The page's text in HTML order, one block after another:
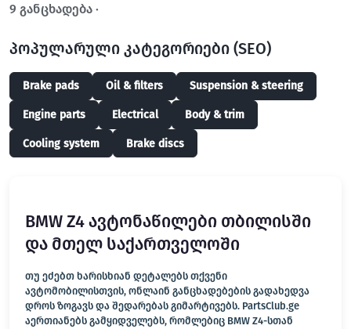
9 განცხადება ·
პოპულარული კატეგორიები (SEO)
Brake pads Oil & filters Suspension & steering
Engine parts Electrical Body & trim
Cooling system Brake discs
BMW Z4 ავტონაწილები თბილისში
და მთელ საქართველოში
თუ ეძებთ ხარისხიან დეტალებს თქვენი
ავტომობილისთვის, ონლაინ განცხადებების გადახედვა
დროს ზოგავს და შედარებას გიმარტივებს. PartsClub.ge
აერთიანებს გამყიდველებს, რომლებიც BMW Z4-სთან